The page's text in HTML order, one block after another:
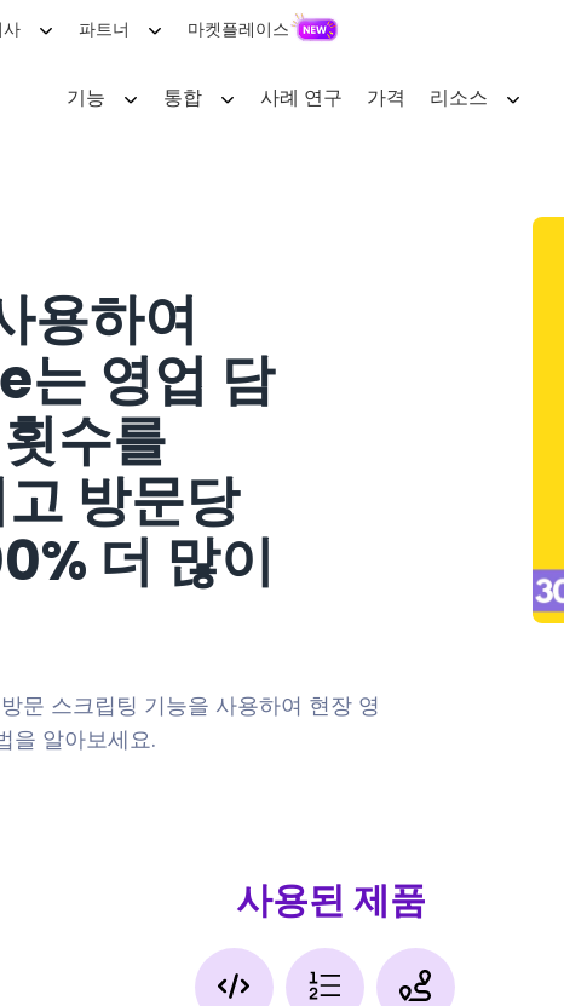
파트너 마켓플레이스
기능 통합 사례 연구 가격 리소스
용하여
는 영업 담
수를
방문당
더 많이
문 스크립팅 기능을 사용하여 현장 영
을 알아보세요.
사용된 제품